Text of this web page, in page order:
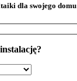
dla swojego domu